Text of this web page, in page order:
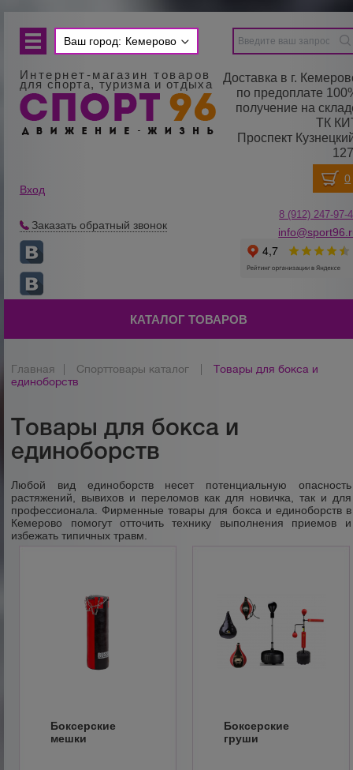
Ваш город: Кемерово
Интернет-магазин товаров
для спорта, туризма и отдыха
Доставка в г.
по предоплате
получение на
ТК
Проспект
Вход
Заказать обратный звонок
8 (912) 247-97-
КАТАЛОГ ТОВАРОВ
Главная Спорттовары каталог
Товары для бокса и
единоборств
Товары для бокса и
единоборств
Любой вид единоборств несет потенциальную опасность
растяжений, вывихов и переломов как для новичка, так и для
профессионала. Фирменные товары для бокса и единоборств в
Кемерово помогут отточить технику выполнения приемов и
избежать типичных травм.
Боксерские
мешки
Боксерские
груши